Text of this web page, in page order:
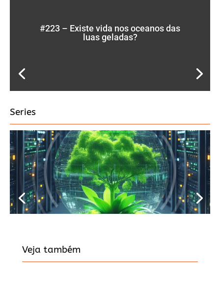
#223 – Existe vida nos oceanos das
luas geladas?
Series
Veja também